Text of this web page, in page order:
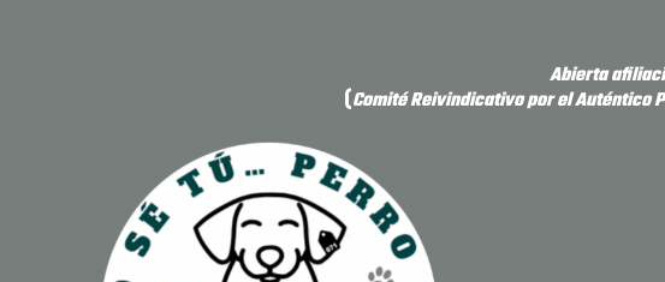
Abierta
(Comité Reivindicativo por el Auténtico